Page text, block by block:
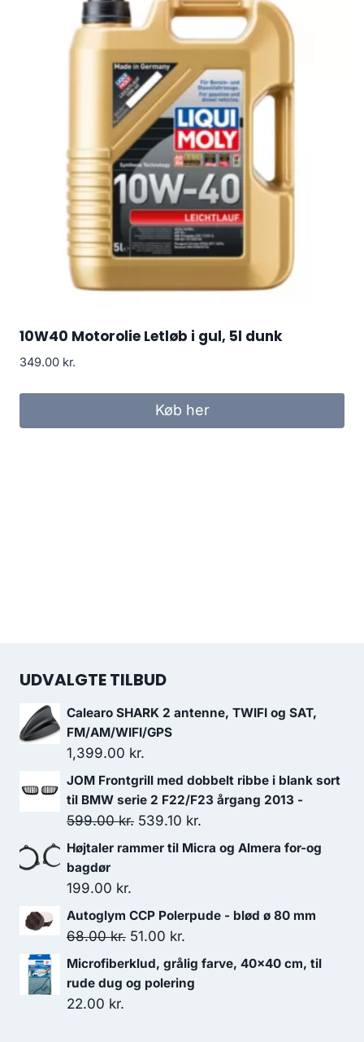
10W40 Motorolie Letløb i gul, 5l dunk
349.00 kr.
Køb her
UDVALGTE TILBUD
Calearo SHARK 2 antenne, TWIFI og SAT,
FM/AM/WIFI/GPS
1,399.00 kr.
JOM Frontgrill med dobbelt ribbe i blank sort
til BMW serie 2 F22/F23 årgang 2013 -
599.00kr. Den
oprindelige
599.00 kr..
539.10 kr.
aktuelle
539.10 kr..
Højtaler rammer til Micra og Almera for-og
bagdør
199.00 kr.
Autoglym CCP Polerpude - blød ø 80 mm
68.00kr. Den
oprindelige
pris
51.00 kr.
aktuelle
pris
Microfiberklud, grålig farve, 40x40 cm, til
rude dug og polering
22.00 kr.